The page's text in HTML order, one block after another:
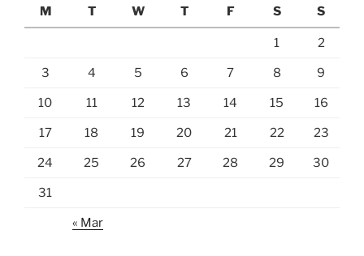
M
T W T F S S
1 2
3 4 5 6 7 8 9
10 11 12 13 14 15 16
17 18 19 20 21 22 23
24 25 26 27 28 29 30
31
« Mar